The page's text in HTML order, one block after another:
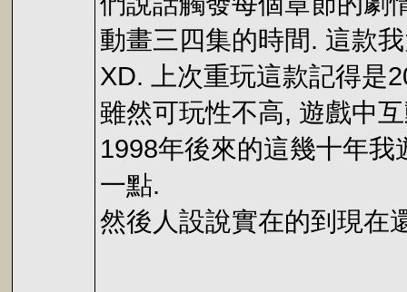
動畫三四集的時間. 這款
XD. 上次重玩這款記得是
雖然可玩性不高, 遊戲中
1998年後來的這幾十年
一點.
然後人設說實在的到現在